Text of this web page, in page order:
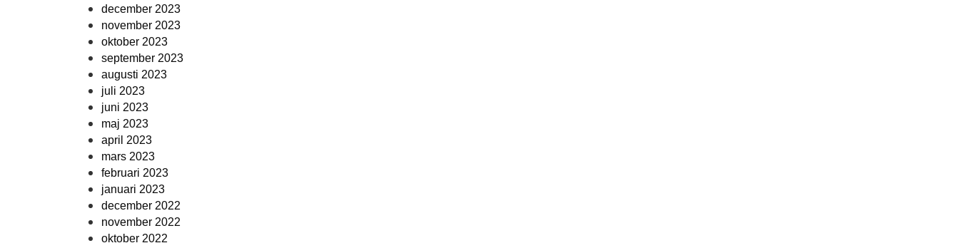
december 2023
november 2023
oktober 2023
september 2023
augusti 2023
juli 2023
juni 2023
maj 2023
april 2023
mars 2023
februari 2023
januari 2023
december 2022
november 2022
oktober 2022